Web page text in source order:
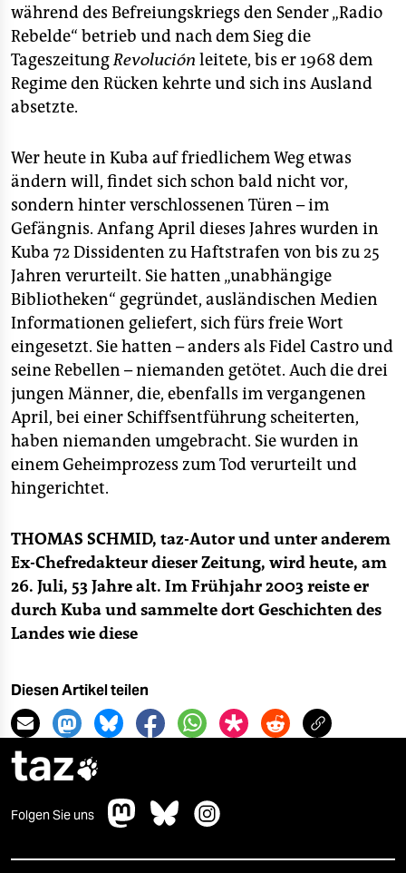
während des Befreiungskriegs den Sender „Radio
Rebelde“ betrieb und nach dem Sieg die
TageszeitungRevolución leitete, bis er 1968 dem
Regime den Rücken kehrte und sich ins Ausland
absetzte.
Wer heute in Kuba auf friedlichem Weg etwas
ändern will, findet sich schon bald nicht vor,
sondern hinter verschlossenen Türen – im
Gefängnis. Anfang April dieses Jahres wurden in
Kuba 72 Dissidenten zu Haftstrafen von bis zu 25
Jahren verurteilt. Sie hatten „unabhängige
Bibliotheken“ gegründet, ausländischen Medien
Informationen geliefert, sich fürs freie Wort
eingesetzt. Sie hatten – anders als Fidel Castro und
seine Rebellen – niemanden getötet. Auch die drei
jungen Männer, die, ebenfalls im vergangenen
April, bei einer Schiffsentführung scheiterten,
haben niemanden umgebracht. Sie wurden in
einem Geheimprozess zum Tod verurteilt und
hingerichtet.
THOMAS SCHMID, taz-Autor und unter anderem
Ex-Chefredakteur dieser Zeitung, wird heute, am
26. Juli, 53 Jahre alt. Im Frühjahr 2003 reiste er
durch Kuba und sammelte dort Geschichten des
Landes wie diese
Diesen Artikel teilen
taz
Folgen Sie uns